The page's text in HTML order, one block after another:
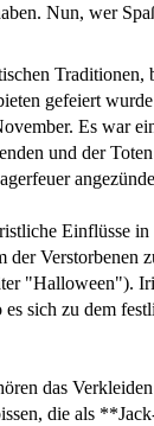
Nun, wer
gefeiert
Es war
und der
der
"Halloween").
sich zu dem
das
die als